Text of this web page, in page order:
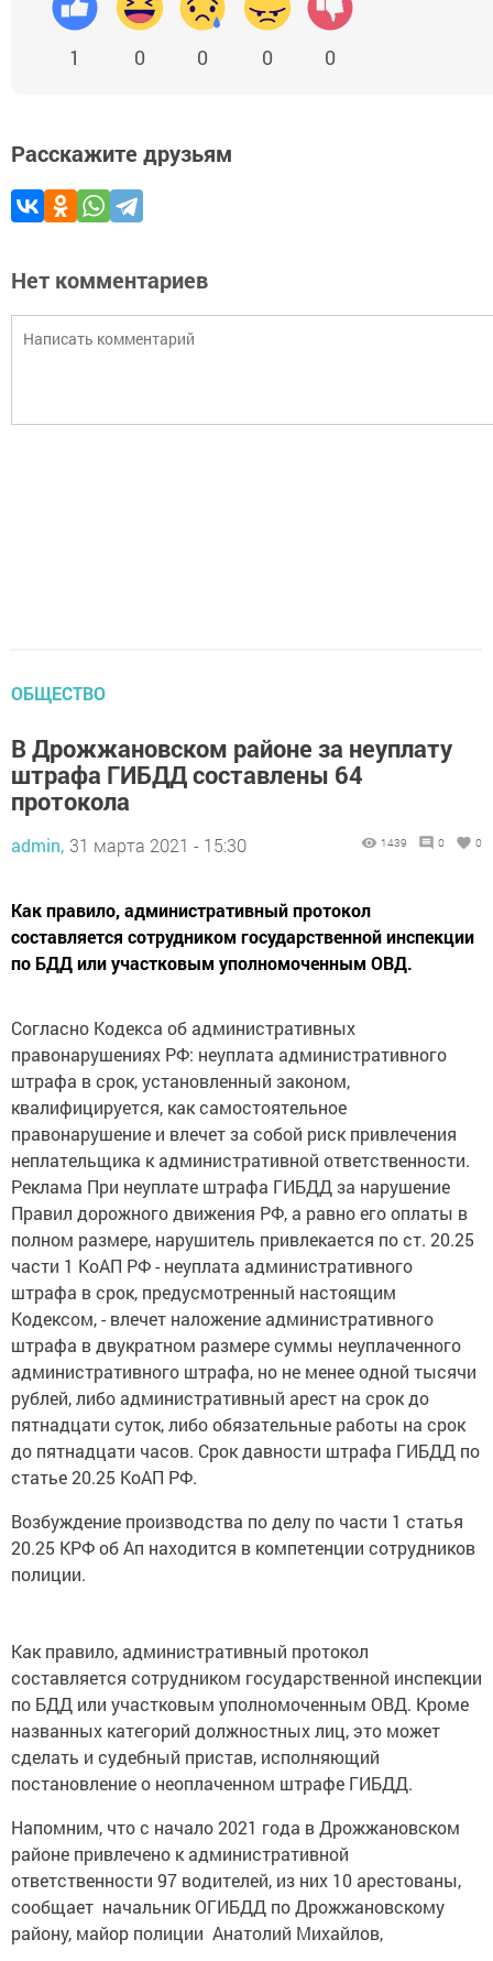
1 0 0 0 0
Расскажите друзьям
Нет комментариев
ОБЩЕСТВО
В Дрожжановском районе за неуплату
штрафа ГИБДД составлены 64
протокола
admin, 31 марта 2021 - 15:30 1439 0 0
Как правило, административный протокол
составляется сотрудником государственной инспекции
по БДД или участковым уполномоченным ОВД.
Согласно Кодекса об административных
правонарушениях РФ: неуплата административного
штрафа в срок, установленный законом,
квалифицируется, как самостоятельное
правонарушение и влечет за собой риск привлечения
неплательщика к административной ответственности.
Реклама При неуплате штрафа ГИБДД за нарушение
Правил дорожного движения РФ, а равно его оплаты в
полном размере, нарушитель привлекается по ст. 20.25
части 1 КоАП РФ - неуплата административного
штрафа в срок, предусмотренный настоящим
Кодексом, - влечет наложение административного
штрафа в двукратном размере суммы неуплаченного
административного штрафа, но не менее одной тысячи
рублей, либо административный арест на срок до
пятнадцати суток, либо обязательные работы на срок
до пятнадцати часов. Срок давности штрафа ГИБДД по
статье 20.25 КоАП РФ.
Возбуждение производства по делу по части 1 статья
20.25 КРФ об Ап находится в компетенции сотрудников
полиции.
Как правило, административный протокол
составляется сотрудником государственной инспекции
по БДД или участковым уполномоченным ОВД. Кроме
названных категорий должностных лиц, это может
сделать и судебный пристав, исполняющий
постановление о неоплаченном штрафе ГИБДД.
Напомним, что с начало 2021 года в Дрожжановском
районе привлечено к административной
ответственности 97 водителей, из них 10 арестованы,
сообщает начальник ОГИБДД по Дрожжановскому
району, майор полиции Анатолий Михайлов,